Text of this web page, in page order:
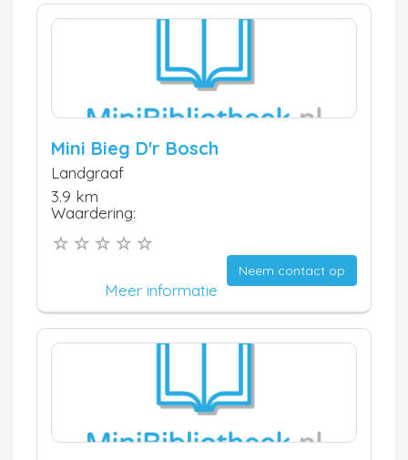
Mini Bieg D'r Bosch
Landgraaf
3.9 km
Waardering:
Neem contact op
Meer informatie